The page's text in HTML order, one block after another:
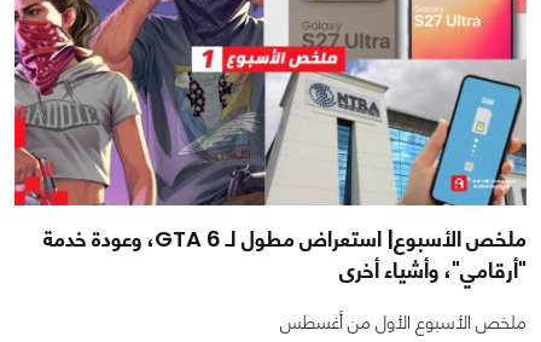
ملخص الأسبوع| استعراض مطول لـ GTA 6، وعودة خدمة
"أرقامي"، وأشياء أخرى
ملخص الأسبوع الأول من أغسطس